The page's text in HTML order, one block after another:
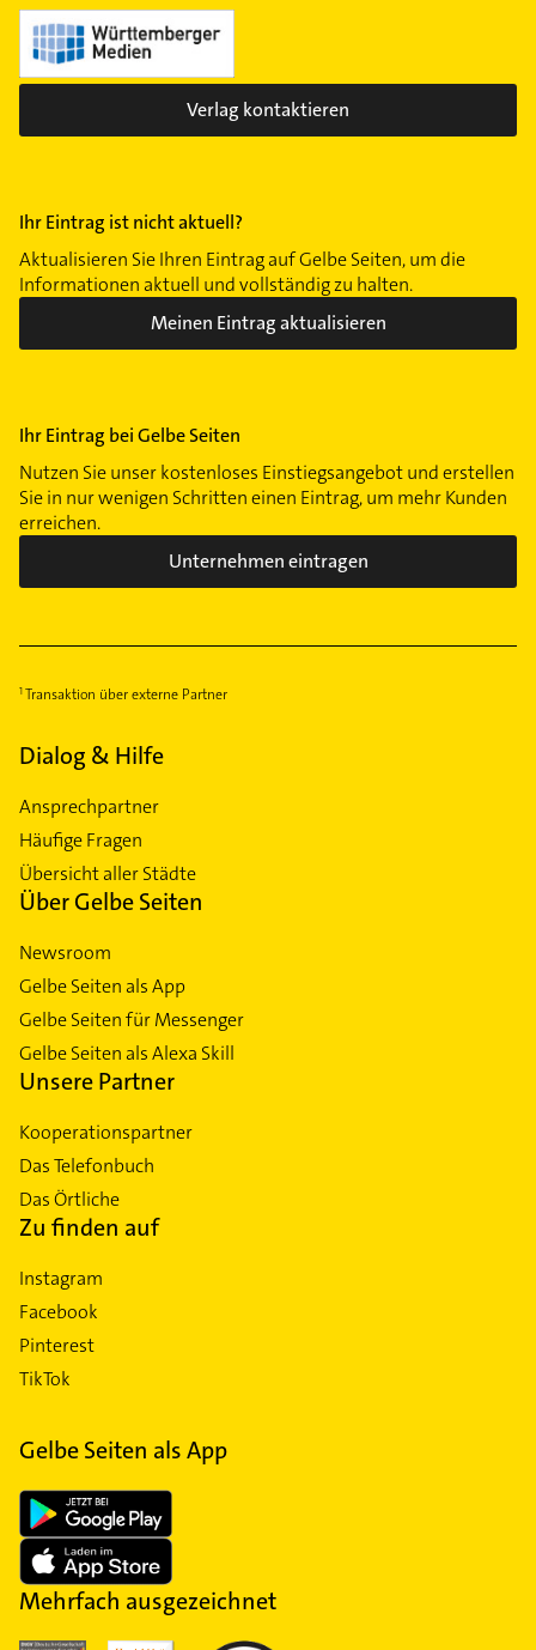
Verlag kontaktieren
Ihr Eintrag ist nicht aktuell?
Aktualisieren Sie Ihren Eintrag auf Gelbe Seiten, um die
Informationen aktuell und vollständig zu halten.
Meinen Eintrag aktualisieren
Ihr Eintrag bei Gelbe Seiten
Nutzen Sie unser kostenloses Einstiegsangebot und erstellen
Sie in nur wenigen Schritten einen Eintrag, um mehr Kunden
erreichen.
Unternehmen eintragen
Transaktion über externe Partner
Dialog & Hilfe
Ansprechpartner
Häufige Fragen
Übersicht aller Städte
Über Gelbe Seiten
Newsroom
Gelbe Seiten als App
Gelbe Seiten für Messenger
Gelbe Seiten als Alexa Skill
Unsere Partner
Kooperationspartner
Das Telefonbuch
Das Örtliche
Zu finden auf
Instagram
Facebook
Pinterest
TikTok
Gelbe Seiten als App
Mehrfach ausgezeichnet